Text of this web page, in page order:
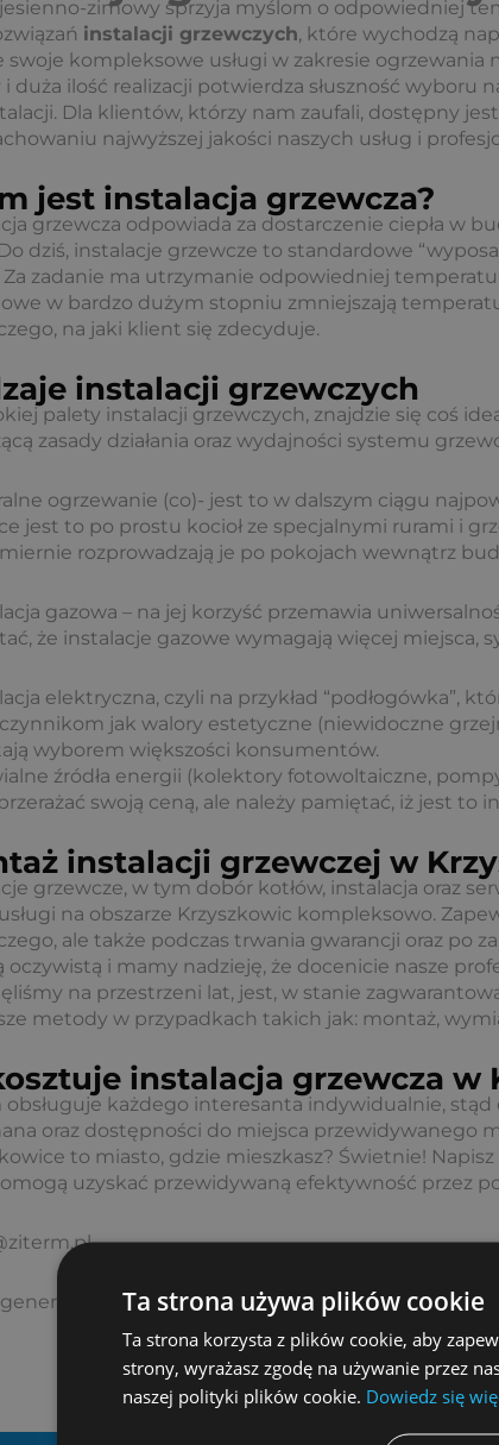
zimowy sprzyja myślom o odpowiedniej
instalacji grzewczych, które wychodzą
swoje kompleksowe usługi w zakresie
i duża ilość realizacji potwierdza słuszność wyboru
Dla klientów, którzy nam zaufali, dostępny
najwyższej jakości naszych usług i
jest instalacja grzewcza?
grzewcza odpowiada za dostarczenie ciepła w
dziś, instalacje grzewcze to standardowe
Za zadanie ma utrzymanie odpowiedniej
w bardzo dużym stopniu zmniejszają
na jaki klient się zdecyduje.
instalacji grzewczych
palety instalacji grzewczych, znajdzie się coś
zasady działania oraz wydajności systemu
ogrzewanie (co)- jest to w dalszym ciągu
jest to po prostu kocioł ze specjalnymi rurami i
rozprowadzają je po pokojach wewnątrz
gazowa – na jej korzyść przemawia
że instalacje gazowe wymagają więcej miejsca,
elektryczna, czyli na przykład “podłogówka”,
jak walory estetyczne (niewidoczne
wyborem większości konsumentów.
źródła energii (kolektory fotowoltaiczne,
swoją ceną, ale należy pamiętać, iż jest to
instalacji grzewczej w
grzewcze, w tym dobór kotłów, instalacja oraz
na obszarze Krzyszkowic kompleksowo.
ale także podczas trwania gwarancji oraz po
oczywistą i mamy nadzieję, że docenicie nasze
na przestrzeni lat, jest, w stanie
metody w przypadkach takich jak: montaż,
instalacja grzewcza w
obsługuje każdego interesanta indywidualnie,
oraz dostępności do miejsca przewidywanego
to miasto, gdzie mieszkasz? Świetnie!
uzyskać przewidywaną efektywność przez
pro-related-links limit=”4″ orderby=”rand”
Ta strona używa plików cookie
Ta strona korzysta z plików cookie, aby
strony, wyrażasz zgodę na używanie przez
naszej polityki plików cookie. Dowiedz się